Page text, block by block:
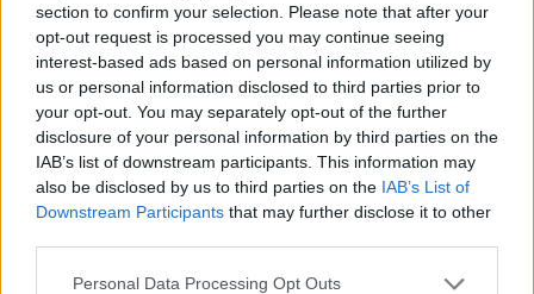
section to confirm your selection. Please note that after your
opt-out request is processed you may continue seeing
interest-based ads based on personal information utilized by
us or personal information disclosed to third parties prior to
your opt-out. You may separately opt-out of the further
disclosure of your personal information by third parties on the
IAB’s list of downstream participants. This information may
also be disclosed by us to third parties on the IAB’s List of
Downstream Participants that may further disclose it to other
Personal Data Processing Opt Outs